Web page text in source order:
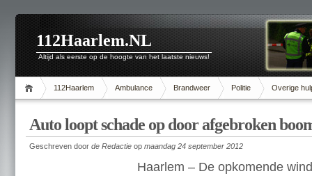
112Haarlem.NL
Altijd als eerste op de hoogte van het laatste nieuws!
112Haarlem Ambulance Brandweer Politie Overige
Auto loopt schade op door afgebroken
Geschreven door de Redactie op maandag 24 september 2012
Haarlem – De opkomende